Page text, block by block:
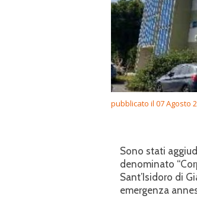
pubblicato il 07 Agosto
Sono stati
denominato
Sant’Isidoro di
emergenza